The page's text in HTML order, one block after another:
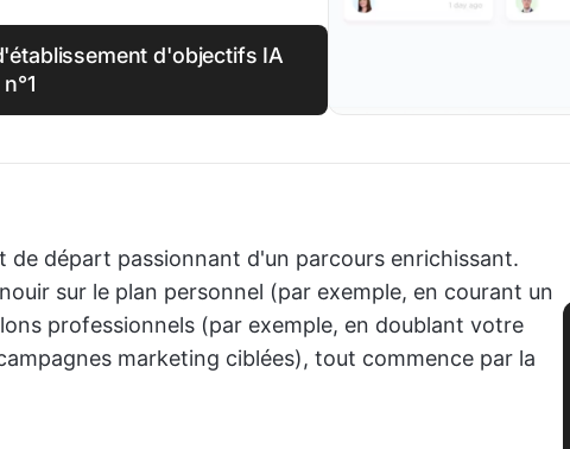
d'objectifs IA
n°1
de départ passionnant d'un parcours enrichissant.
sur le plan personnel (par exemple, en courant un
professionnels (par exemple, en doublant votre
marketing ciblées), tout commence par la